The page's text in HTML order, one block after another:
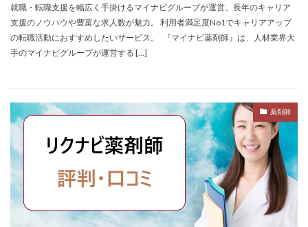
就職・転職支援を幅広く手掛けるマイナビグループが運営。長年のキャリア
支援のノウハウや豊富な求人数が魅力。 利用者満足度No1でキャリアアップ
の転職活動におすすめしたいサービス。 『マイナビ薬剤師』は、人材業界大
手のマイナビグループが運営する […]
薬剤師